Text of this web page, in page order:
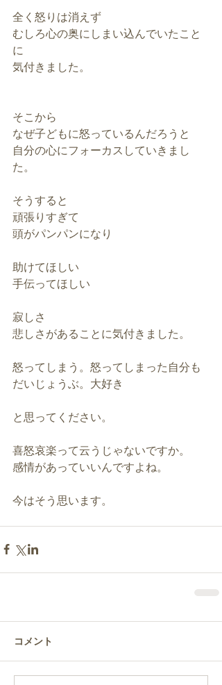
全く怒りは消えず
むしろ心の奥にしまい込んでいたこと
に
気付きました。
そこから
なぜ子どもに怒っているんだろうと
自分の心にフォーカスしていきまし
た。
そうすると
頑張りすぎて
頭がパンパンになり
助けてほしい
手伝ってほしい
寂しさ
悲しさがあることに気付きました。
怒ってしまう。怒ってしまった自分も
だいじょうぶ。大好き
と思ってください。
喜怒哀楽って云うじゃないですか。
感情があっていいんですよね。
今はそう思います。
コメント